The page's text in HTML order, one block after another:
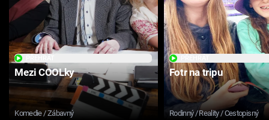
Mezi COOLky
Komedie / Zábavný
Fotr na tripu
Rodinný / Reality / Cestopisný